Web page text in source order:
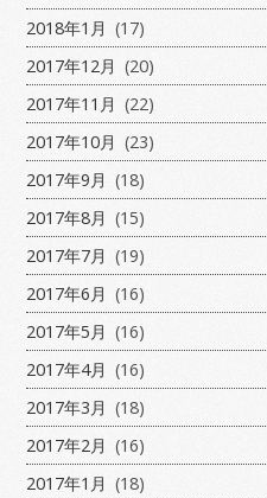
2018年1月 (17)
2017年12月 (20)
2017年11月 (22)
2017年10月 (23)
2017年9月 (18)
2017年8月 (15)
2017年7月 (19)
2017年6月 (16)
2017年5月 (16)
2017年4月 (16)
2017年3月 (18)
2017年2月 (16)
2017年1月 (18)